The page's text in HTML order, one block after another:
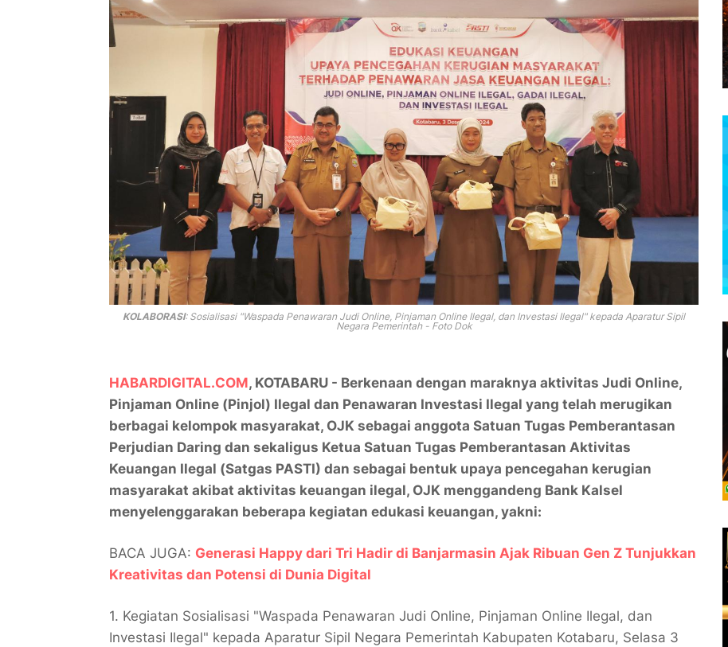
KOLABORASI: Sosialisasi "Waspada Penawaran Judi Online, Pinjaman Online Ilegal, dan Investasi Ilegal" kepada Aparatur Sipil
Negara Pemerintah - Foto Dok
HABARDIGITAL.COM, KOTABARU - Berkenaan dengan maraknya aktivitas Judi Online,
Pinjaman Online (Pinjol) Ilegal dan Penawaran Investasi Ilegal yang telah merugikan
berbagai kelompok masyarakat, OJK sebagai anggota Satuan Tugas Pemberantasan
Perjudian Daring dan sekaligus Ketua Satuan Tugas Pemberantasan Aktivitas
Keuangan Ilegal (Satgas PASTI) dan sebagai bentuk upaya pencegahan kerugian
masyarakat akibat aktivitas keuangan ilegal, OJK menggandeng Bank Kalsel
menyelenggarakan beberapa kegiatan edukasi keuangan, yakni:
BACA JUGA: Generasi Happy dari Tri Hadir di Banjarmasin Ajak Ribuan Gen Z Tunjukkan
Kreativitas dan Potensi di Dunia Digital
1. Kegiatan Sosialisasi "Waspada Penawaran Judi Online, Pinjaman Online Ilegal, dan
Investasi Ilegal" kepada Aparatur Sipil Negara Pemerintah Kabupaten Kotabaru, Selasa 3